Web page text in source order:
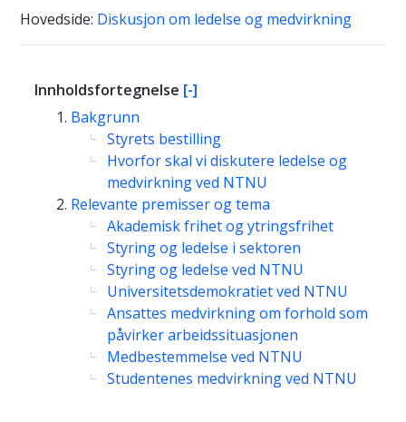
Hovedside: Diskusjon om ledelse og medvirkning
Innholdsfortegnelse [-]
Bakgrunn
Styrets bestilling
Hvorfor skal vi diskutere ledelse og
medvirkning ved NTNU
Relevante premisser og tema
Akademisk frihet og ytringsfrihet
Styring og ledelse i sektoren
Styring og ledelse ved NTNU
Universitetsdemokratiet ved NTNU
Ansattes medvirkning om forhold som
påvirker arbeidssituasjonen
Medbestemmelse ved NTNU
Studentenes medvirkning ved NTNU